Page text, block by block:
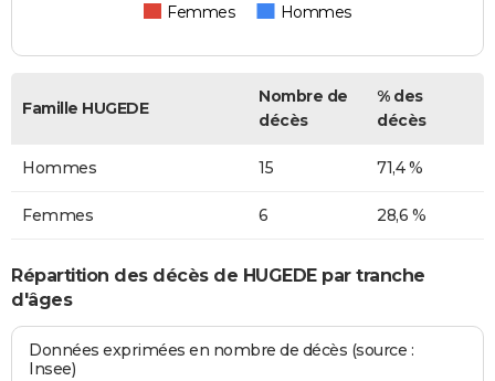
Femmes Hommes
Famille HUGEDE
Nombre de
décès
% des
décès
Hommes 15 71,4 %
Femmes 6 28,6 %
Répartition des décès de HUGEDE par tranche
d'âges
Données exprimées en nombre de décès (source :
Insee)